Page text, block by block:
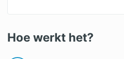
Cv-ketel vergelijken
Cv ontluchten
Hoe werkt het?